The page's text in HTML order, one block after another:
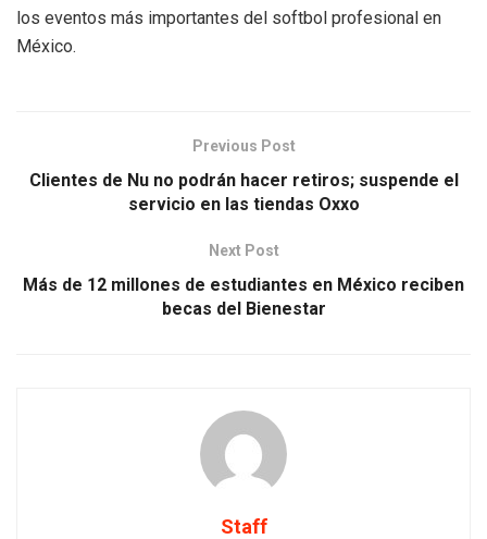
los eventos más importantes del softbol profesional en
México.
Previous Post
Clientes de Nu no podrán hacer retiros; suspende el
servicio en las tiendas Oxxo
Next Post
Más de 12 millones de estudiantes en México reciben
becas del Bienestar
Staff